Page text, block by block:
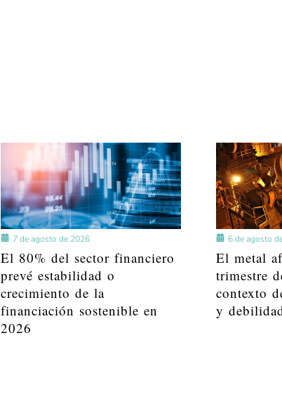
7 de agosto de 2026
El 80% del sector financiero
prevé estabilidad o
crecimiento de la
financiación sostenible en
2026
6 de agosto
El metal
trimestre
contexto
y